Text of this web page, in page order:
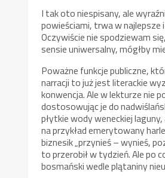
I tak oto niespisany, ale
powieściami, trwa w najlepsze
Oczywiście nie spodziewam
sensie uniwersalny, mógłby
Poważne funkcje publiczne,
narracji to już jest literackie
konwencja. Ale w lekturze nie
dostosowując je do
płytkie wody weneckiej
na przykład emerytowany
biznesik „przynieś – wynieś,
to przerobił w tydzień. Ale po
bosmański wedle plątaniny